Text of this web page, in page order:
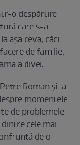
o despărțire
care s-a
așa ceva, căci
de familie,
a divei.
Roman și-a
momentele
de problemele
cele mai
de o